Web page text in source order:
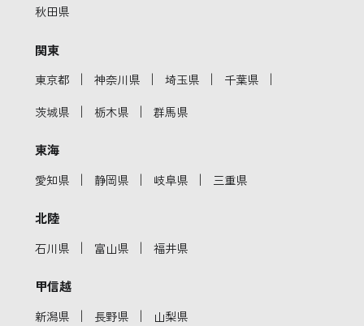
秋田県
関東
東京都 ｜ 神奈川県 ｜ 埼玉県 ｜ 千葉県 ｜
茨城県 ｜ 栃木県 ｜ 群馬県
東海
愛知県 ｜ 静岡県 ｜ 岐阜県 ｜ 三重県
北陸
石川県 ｜ 富山県 ｜ 福井県
甲信越
新潟県 ｜ 長野県 ｜ 山梨県